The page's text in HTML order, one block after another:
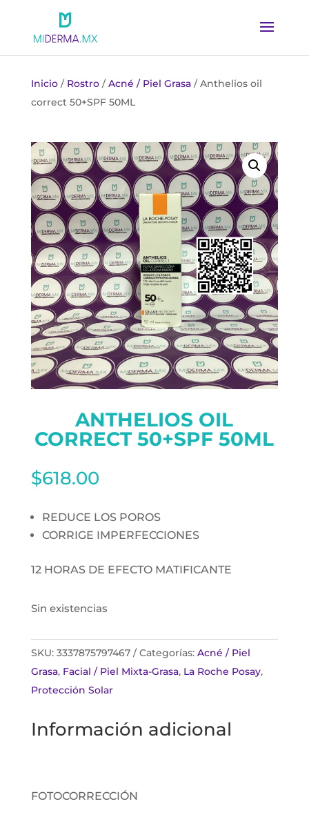
Inicio/ Rostro/Acné / Piel Grasa/ Anthelios oil
correct 50+SPF 50ML
ANTHELIOS OIL
CORRECT 50+SPF 50ML
$618.00
REDUCE LOS POROS
CORRIGE IMPERFECCIONES
12 HORAS DE EFECTO MATIFICANTE
Sin existencias
SKU: 3337875797467 Categorías: Acné / Piel
Grasa, Facial / Piel Mixta-Grasa, La Roche Posay,
Protección Solar
Información adicional
FOTOCORRECCIÓN